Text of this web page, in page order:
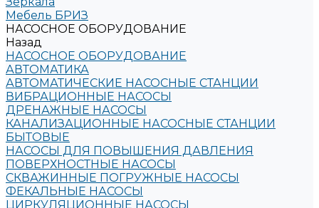
Мебель БРИЗ
НАСОСНОЕ ОБОРУДОВАНИЕ
Назад
НАСОСНОЕ ОБОРУДОВАНИЕ
АВТОМАТИКА
АВТОМАТИЧЕСКИЕ НАСОСНЫЕ СТАНЦИИ
ВИБРАЦИОННЫЕ НАСОСЫ
ДРЕНАЖНЫЕ НАСОСЫ
КАНАЛИЗАЦИОННЫЕ НАСОСНЫЕ СТАНЦИИ
БЫТОВЫЕ
НАСОСЫ ДЛЯ ПОВЫШЕНИЯ ДАВЛЕНИЯ
ПОВЕРХНОСТНЫЕ НАСОСЫ
СКВАЖИННЫЕ ПОГРУЖНЫЕ НАСОСЫ
ФЕКАЛЬНЫЕ НАСОСЫ
ЦИРКУЛЯЦИОННЫЕ НАСОСЫ